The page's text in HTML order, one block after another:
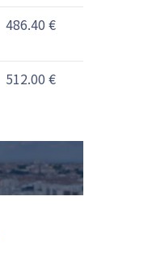
486.40 €
512.00 €